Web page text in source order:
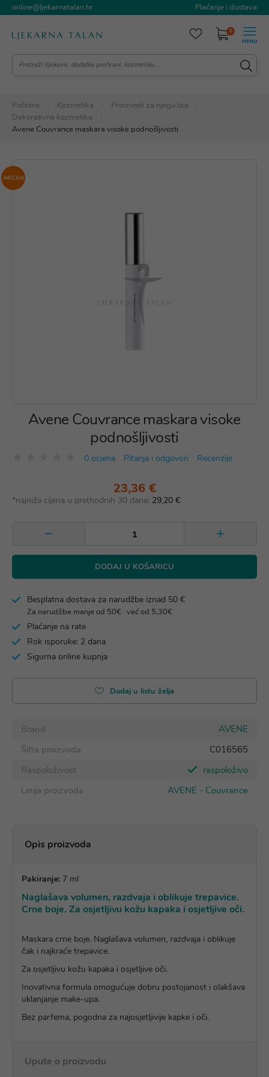
online@ljekarnatalan.hr Plaćanje i dostava
0
Početna Kozmetika
Proizvodi za njegu lica
Dekorativna kozmetika
Avene Couvrance maskara visoke podnošljivosti
AKCIJA
Avene Couvrance maskara visoke
podnošljivosti
0 ocjena Pitanja i odgovori Recenzije
23,36 €
*najniža cijena u prethodnih 30 dana: 29,20 €
DODAJ U KOŠARICU
Besplatna dostava za narudžbe iznad 50 €
Za narudžbe manje od 50€ : već od 5,30€
Plaćanje na rate
Rok isporuke: 2 dana
Sigurna online kupnja
Dodaj u listu želja
Brand
AVENE
Šifra proizvoda
C016565
Raspoloživost
raspoloživo
Linija proizvoda
AVENE - Couvrance
Opis proizvoda
Pakiranje: 7 ml
Naglašava volumen, razdvaja i oblikuje trepavice.
Crne boje. Za osjetljivu kožu kapaka i osjetljive oči.
Maskara crne boje. Naglašava volumen, razdvaja i oblikuje
čak i najkraće trepavice.
Za osjetljivu kožu kapaka i osjetljive oči.
Inovativna formula omogućuje dobru postojanost i olakšava
uklanjanje make-upa.
Bez parfema, pogodna za najosjetljivije kapke i oči.
Upute o proizvodu